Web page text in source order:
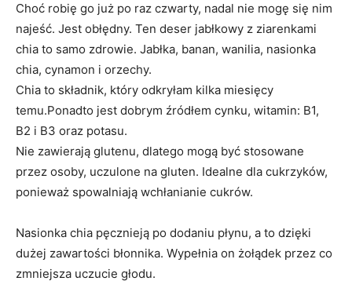
Choć robię go już po raz czwarty, nadal nie mogę się nim
najeść. Jest obłędny. Ten deser jabłkowy z ziarenkami
chia to samo zdrowie. Jabłka, banan, wanilia, nasionka
chia, cynamon i orzechy.
Chia to składnik, który odkryłam kilka miesięcy
temu.Ponadto jest dobrym źródłem cynku, witamin: B1,
B2 i B3 oraz potasu.
Nie zawierają glutenu, dlatego mogą być stosowane
przez osoby, uczulone na gluten. Idealne dla cukrzyków,
ponieważ spowalniają wchłanianie cukrów.
Nasionka chia pęcznieją po dodaniu płynu, a to dzięki
dużej zawartości błonnika. Wypełnia on żołądek przez co
zmniejsza uczucie głodu.